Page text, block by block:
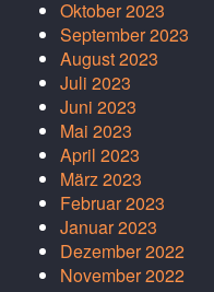
Oktober 2023
September 2023
August 2023
Juli 2023
Juni 2023
Mai 2023
April 2023
März 2023
Februar 2023
Januar 2023
Dezember 2022
November 2022